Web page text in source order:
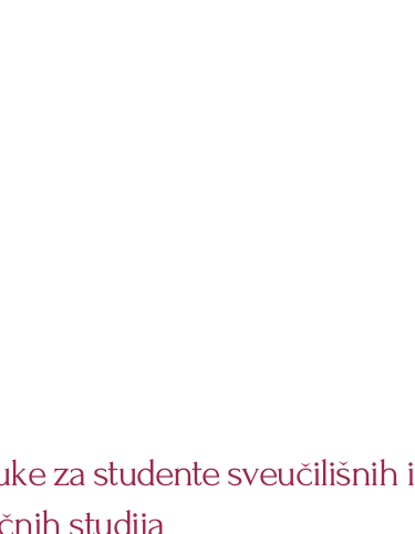
za studente sveučilišnih i
studija